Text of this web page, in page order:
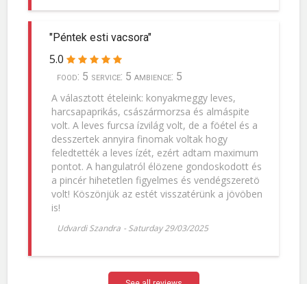
"Péntek esti vacsora"
5.0
food: 5 service: 5 ambience: 5
A választott ételeink: konyakmeggy leves,
harcsapaprikás, császármorzsa és almáspite
volt. A leves furcsa ízvilág volt, de a föétel és a
desszertek annyira finomak voltak hogy
feledtették a leves ízét, ezért adtam maximum
pontot. A hangulatról élözene gondoskodott és
a pincér hihetetlen figyelmes és vendégszeretö
volt! Köszönjük az estét visszatérünk a jövöben
is!
Udvardi Szandra - Saturday 29/03/2025